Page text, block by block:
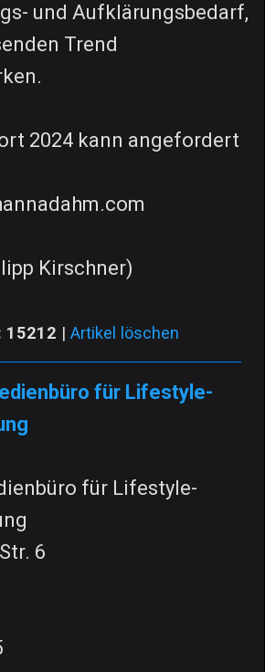
und Aufklärungsbedarf,
Trend
2024 kann angefordert
Kirschner)
15212 | Artikel löschen
für Lifestyle-
für Lifestyle-
6